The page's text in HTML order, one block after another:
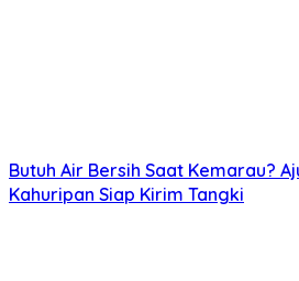
Butuh Air Bersih Saat Kemarau?
Kahuripan Siap Kirim Tangki